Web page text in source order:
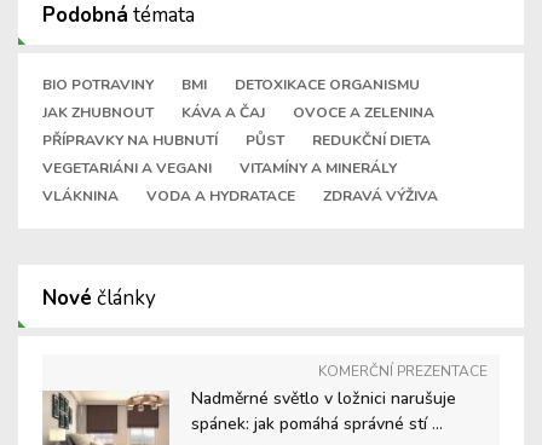
Podobná témata
BIO POTRAVINY BMI
DETOXIKACE ORGANISMU
JAK ZHUBNOUT
KÁVA A ČAJ
OVOCE A ZELENINA
PŘÍPRAVKY NA HUBNUTÍ
PŮST
REDUKČNÍ DIETA
VEGETARIÁNI A VEGANI
VITAMÍNY A MINERÁLY
VLÁKNINA
VODA A HYDRATACE ZDRAVÁ VÝŽIVA
Nové články
KOMERČNÍ PREZENTACE
Nadměrné světlo v ložnici narušuje
spánek: jak pomáhá správné stí ...